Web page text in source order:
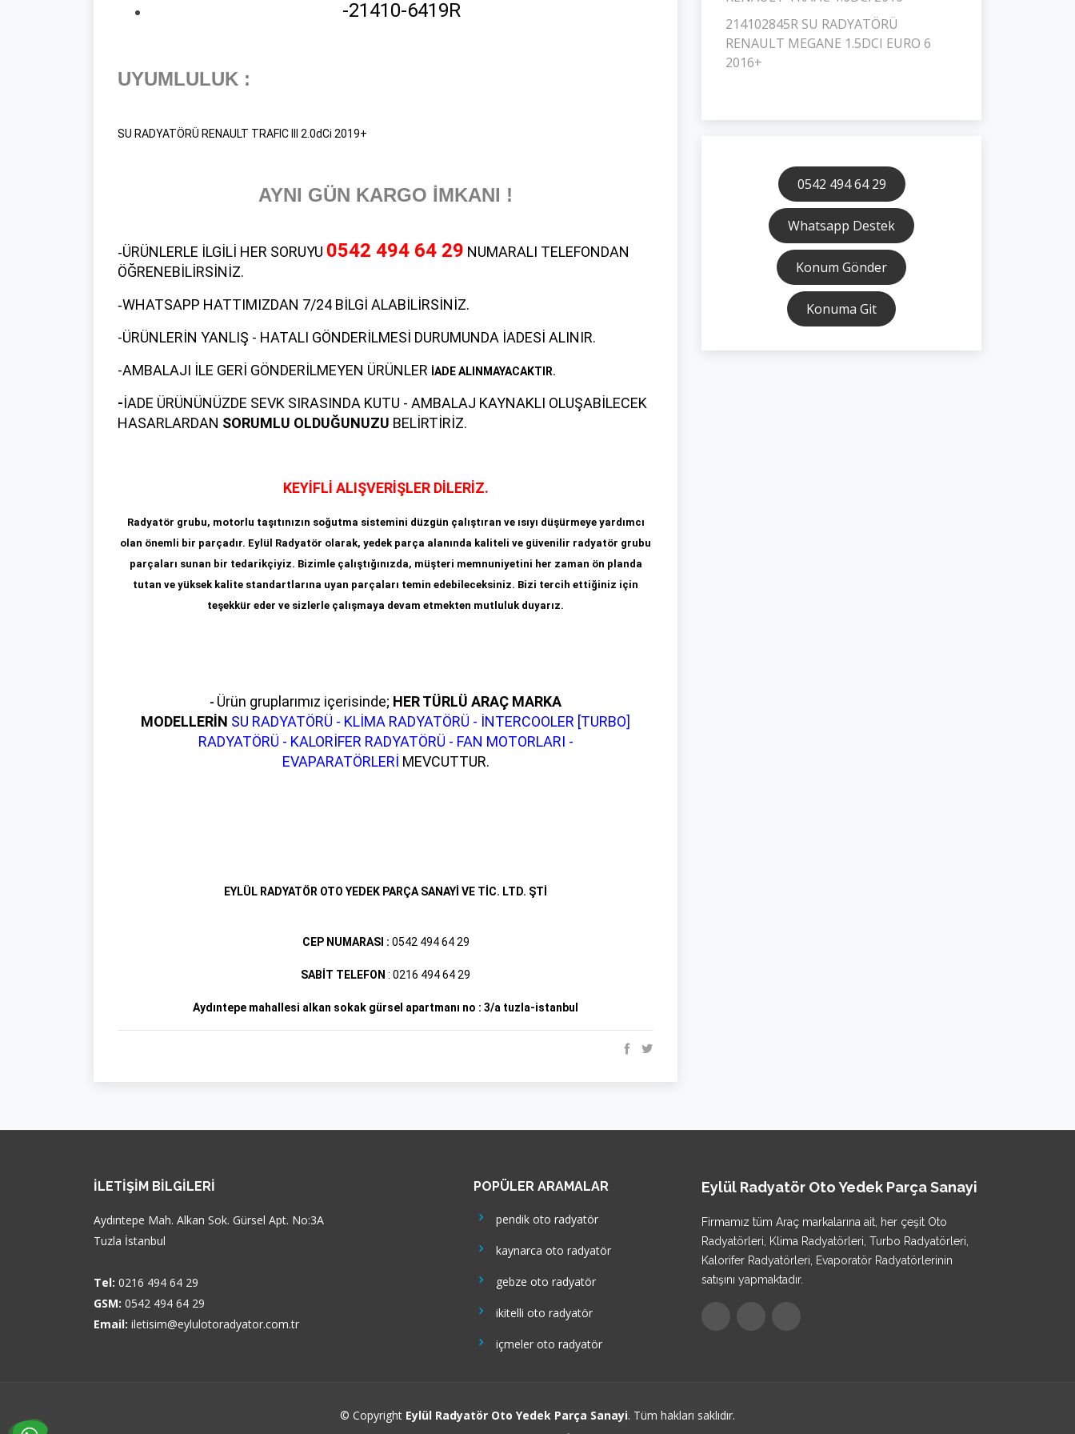
-21410-6419R
UYUMLULUK :
SU RADYATÖRÜ RENAULT TRAFIC III 2.0dCi 2019+
AYNI GÜN KARGO İMKANI !
-ÜRÜNLERLE İLGİLİ HER SORUYU 0542 494 64 29 NUMARALI TELEFONDAN
ÖĞRENEBİLİRSİNİZ.
-WHATSAPP HATTIMIZDAN 7/24 BİLGİ ALABİLİRSİNİZ.
-ÜRÜNLERİN YANLIŞ - HATALI GÖNDERİLMESİ DURUMUNDA İADESİ ALINIR.
-AMBALAJI İLE GERİ GÖNDERİLMEYEN ÜRÜNLER İADE ALINMAYACAKTIR.
-İADE ÜRÜNÜNÜZDE SEVK SIRASINDA KUTU - AMBALAJ KAYNAKLI OLUŞABİLECEK
HASARLARDAN SORUMLU OLDUĞUNUZU BELİRTİRİZ.
KEYİFLİ ALIŞVERİŞLER DİLERİZ.
Radyatör grubu, motorlu taşıtınızın soğutma sistemini düzgün çalıştıran ve ısıyı düşürmeye yardımcı
olan önemli bir parçadır. Eylül Radyatör olarak, yedek parça alanında kaliteli ve güvenilir radyatör grubu
parçaları sunan bir tedarikçiyiz. Bizimle çalıştığınızda, müşteri memnuniyetini her zaman ön planda
tutan ve yüksek kalite standartlarına uyan parçaları temin edebileceksiniz. Bizi tercih ettiğiniz için
teşekkür eder ve sizlerle çalışmaya devam etmekten mutluluk duyarız.
- Ürün gruplarımız içerisinde; HER TÜRLÜ ARAÇ MARKA
MODELLERİN SU RADYATÖRÜ - KLİMA RADYATÖRÜ - İNTERCOOLER [TURBO]
RADYATÖRÜ - KALORİFER RADYATÖRÜ - FAN MOTORLARI -
EVAPARATÖRLERİ MEVCUTTUR.
EYLÜL RADYATÖR OTO YEDEK PARÇA SANAYİ VE TİC. LTD. ŞTİ
CEP NUMARASI : 0542 494 64 29​
SABİT TELEFON : 0216 494 64 29
Aydıntepe mahallesi alkan sokak gürsel apartmanı no : 3/a tuzla-istanbul
214102845R SU RADYATÖRÜ
RENAULT MEGANE 1.5DCI EURO 6
2016+
0542 494 64 29
Whatsapp Destek
Konum Gönder
Konuma Git
İLETIŞIM BILGILERI
Aydıntepe Mah. Alkan Sok. Gürsel Apt. No:3A
Tuzla İstanbul
Tel: 0216 494 64 29
GSM: 0542 494 64 29
Email: iletisim@eylulotoradyator.com.tr
POPÜLER ARAMALAR
pendik oto radyatör
kaynarca oto radyatör
gebze oto radyatör
ikitelli oto radyatör
içmeler oto radyatör
Eylül Radyatör Oto Yedek Parça Sanayi
Firmamız tüm Araç markalarına ait, her çeşit Oto
Radyatörleri, Klima Radyatörleri, Turbo Radyatörleri,
Kalorifer Radyatörleri, Evaporatör Radyatörlerinin
satışını yapmaktadır.
© Copyright Eylül Radyatör Oto Yedek Parça Sanayi. Tüm hakları saklıdır.